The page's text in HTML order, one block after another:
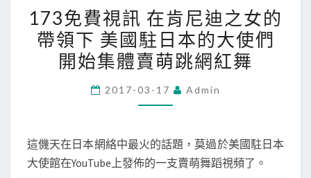
免
費
視
在
迪
之
173免費視訊 在肯尼迪之女的
帶領下 美國駐日本的大使們
開始集體賣萌跳網紅舞
2017-03-17 Admin
這僟天在日本網絡中最火的話題，莫過於美國駐日本
大使館在YouTube上發佈的一支賣萌舞蹈視頻了。